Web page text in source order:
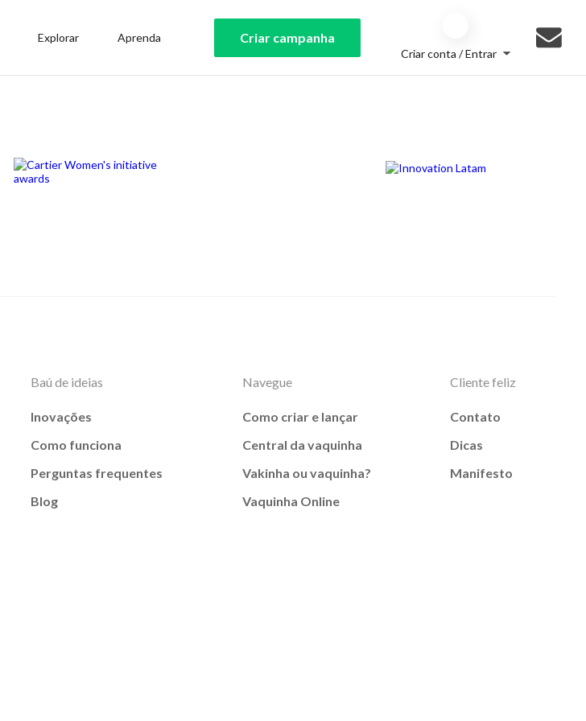
Explorar Aprenda Criar campanha
Criar conta / Entrar
Baú de ideias
Inovações
Como funciona
Perguntas frequentes
Blog
Navegue
Como criar e lançar
Central da vaquinha
Vakinha ou vaquinha?
Vaquinha Online
Cliente feliz
Contato
Dicas
Manifesto